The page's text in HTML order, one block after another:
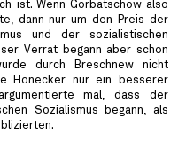
ist. Wenn Gorbatschow also
dann nur um den Preis der
und der sozialistischen
Verrat begann aber schon
durch Breschnew nicht
Honecker nur ein besserer
mal, dass der
Sozialismus begann, als